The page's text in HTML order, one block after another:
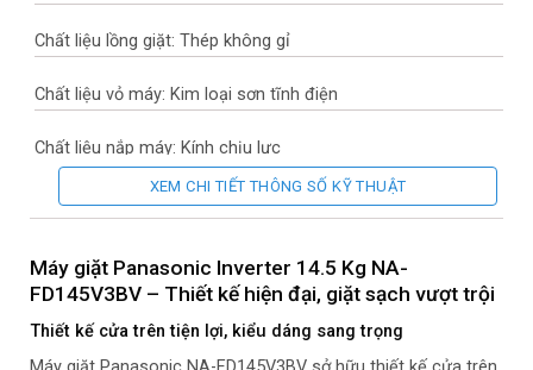
Chất liệu lồng giặt: Thép không gỉ
Chất liệu vỏ máy: Kim loại sơn tĩnh điện
Chất liệu nắp máy: Kính chịu lực
Sản xuất tại: Việt Nam
Năm ra mắt: 2026
Thời gian bảo hành động cơ: 12 năm
Mức tiêu thụ điện năng
XEM CHI TIẾT THÔNG SỐ KỸ THUẬT
Máy giặt Panasonic Inverter 14.5 Kg NA-
FD145V3BV – Thiết kế hiện đại, giặt sạch vượt trội
Thiết kế cửa trên tiện lợi, kiểu dáng sang trọng